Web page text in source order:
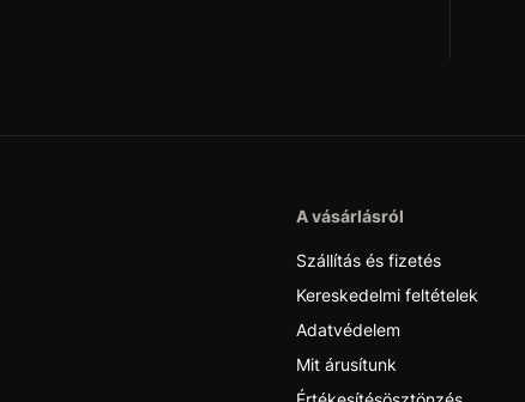
A vásárlásról
Szállítás és fizetés
Kereskedelmi feltételek
Adatvédelem
Mit árusítunk